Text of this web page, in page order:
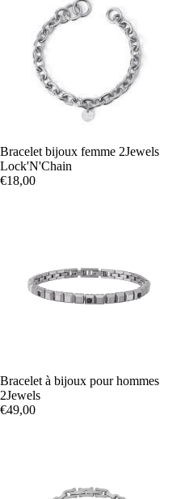
Bracelet bijoux femme 2Jewels
Lock'N'Chain
€18,00
Bracelet à bijoux pour hommes
2Jewels
€49,00